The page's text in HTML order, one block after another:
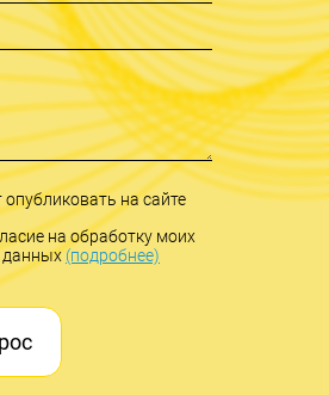
опубликовать на сайте
на обработку моих
данных(подробнее)